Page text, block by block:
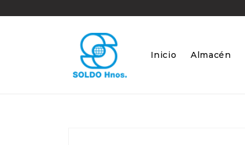
Inicio Almacén